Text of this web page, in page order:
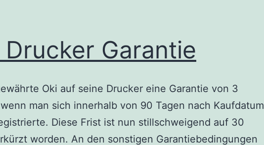
Drucker Garantie
Oki auf seine Drucker eine Garantie von 3
man sich innerhalb von 90 Tagen nach Kaufdatum
Diese Frist ist nun stillschweigend auf 30
worden. An den sonstigen Garantiebedingungen